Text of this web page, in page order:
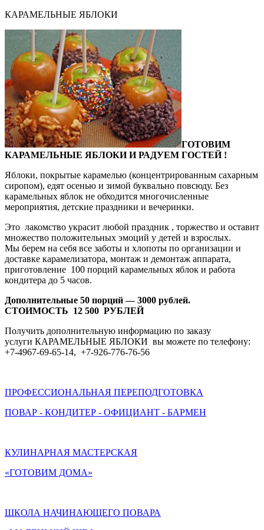
КАРАМЕЛЬНЫЕ ЯБЛОКИ
ГОТОВИМ
КАРАМЕЛЬНЫЕ ЯБЛОКИ И РАДУЕМ ГОСТЕЙ !
Яблоки, покрытые карамелью (концентрированным сахарным
сиропом), едят осенью и зимой буквально повсюду. Без
карамельных яблок не обходится многочисленные
мероприятия, детские праздники и вечеринки.
Это лакомство украсит любой праздник , торжество и оставит
множество положительных эмоций у детей и взрослых.
Мы берем на себя все заботы и хлопоты по организации и
доставке карамелизатора, монтаж и демонтаж аппарата,
приготовление 100 порций карамельных яблок и работа
кондитера до 5 часов.
Дополнительные 50 порций — 3000 рублей.
СТОИМОСТЬ 12 500 РУБЛЕЙ
Получить дополнительную информацию по заказу
услуги КАРАМЕЛЬНЫЕ ЯБЛОКИ вы можете по телефону:
+7-4967-69-65-14, +7-926-776-76-56
ПРОФЕССИОНАЛЬНАЯ ПЕРЕПОДГОТОВКА
ПОВАР - КОНДИТЕР - ОФИЦИАНТ - БАРМЕН
КУЛИНАРНАЯ МАСТЕРСКАЯ
«ГОТОВИМ ДОМА»
ШКОЛА НАЧИНАЮЩЕГО ПОВАРА